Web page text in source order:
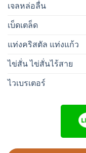
เจลหล่อลื่น
เบ็ดเตล็ด
แท่งคริสตัล แท่งแก้ว
ไข่สั่น ไข่สั่นไร้สาย
ไวเบรเตอร์